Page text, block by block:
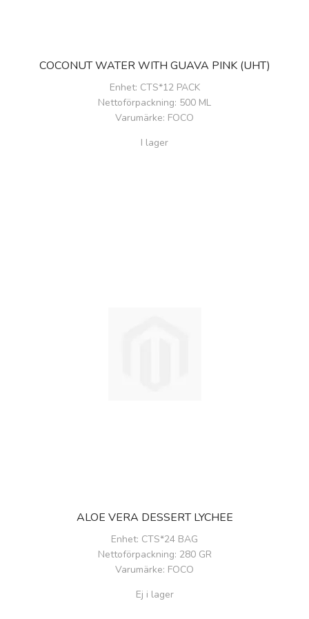
COCONUT WATER WITH GUAVA PINK (UHT)
Enhet: CTS*12 PACK
Nettoförpackning: 500 ML
Varumärke: FOCO
I lager
ALOE VERA DESSERT LYCHEE
Enhet: CTS*24 BAG
Nettoförpackning: 280 GR
Varumärke: FOCO
Ej i lager